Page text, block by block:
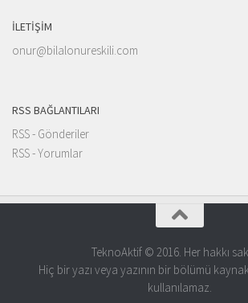
İLETIŞIM
onur@bilalonureskili.com
RSS BAĞLANTILARI
RSS - Gönderiler
RSS - Yorumlar
TeknoAktif © 2016. Her hakkı
Hiç bir yazı veya yazının bir bölümü
kullanılamaz.